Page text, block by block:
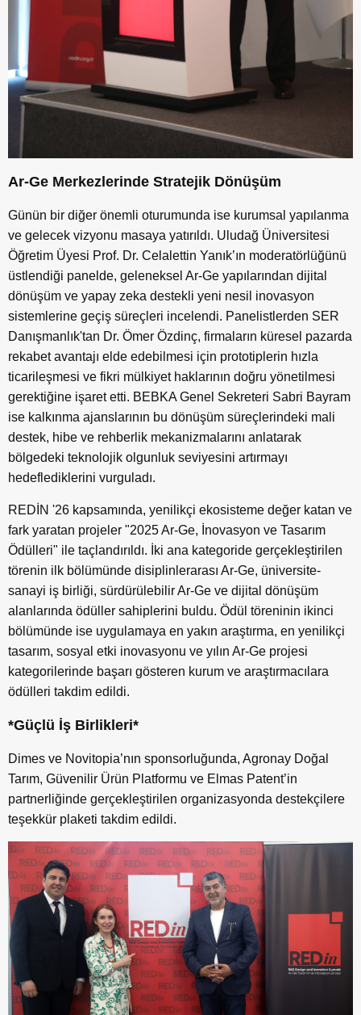
Ar-Ge Merkezlerinde Stratejik Dönüşüm
Günün bir diğer önemli oturumunda ise kurumsal yapılanma
ve gelecek vizyonu masaya yatırıldı. Uludağ Üniversitesi
Öğretim Üyesi Prof. Dr. Celalettin Yanık’ın moderatörlüğünü
üstlendiği panelde, geleneksel Ar-Ge yapılarından dijital
dönüşüm ve yapay zeka destekli yeni nesil inovasyon
sistemlerine geçiş süreçleri incelendi. Panelistlerden SER
Danışmanlık'tan Dr. Ömer Özdinç, firmaların küresel pazarda
rekabet avantajı elde edebilmesi için prototiplerin hızla
ticarileşmesi ve fikri mülkiyet haklarının doğru yönetilmesi
gerektiğine işaret etti. BEBKA Genel Sekreteri Sabri Bayram
ise kalkınma ajanslarının bu dönüşüm süreçlerindeki mali
destek, hibe ve rehberlik mekanizmalarını anlatarak
bölgedeki teknolojik olgunluk seviyesini artırmayı
hedeflediklerini vurguladı.
REDİN '26 kapsamında, yenilikçi ekosisteme değer katan ve
fark yaratan projeler "2025 Ar-Ge, İnovasyon ve Tasarım
Ödülleri" ile taçlandırıldı. İki ana kategoride gerçekleştirilen
törenin ilk bölümünde disiplinlerarası Ar-Ge, üniversite-
sanayi iş birliği, sürdürülebilir Ar-Ge ve dijital dönüşüm
alanlarında ödüller sahiplerini buldu. Ödül töreninin ikinci
bölümünde ise uygulamaya en yakın araştırma, en yenilikçi
tasarım, sosyal etki inovasyonu ve yılın Ar-Ge projesi
kategorilerinde başarı gösteren kurum ve araştırmacılara
ödülleri takdim edildi.
*Güçlü İş Birlikleri*
Dimes ve Novitopia’nın sponsorluğunda, Agronay Doğal
Tarım, Güvenilir Ürün Platformu ve Elmas Patent’in
partnerliğinde gerçekleştirilen organizasyonda destekçilere
teşekkür plaketi takdim edildi.